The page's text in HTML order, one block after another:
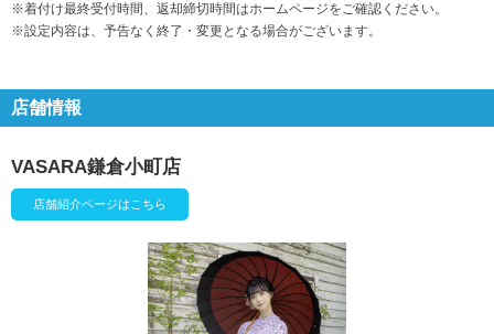
※着付け最終受付時間、返却締切時間はホームページをご確認ください。
※設定内容は、予告なく終了・変更となる場合がございます。
店舗情報
VASARA鎌倉小町店
店舗紹介ページはこちら